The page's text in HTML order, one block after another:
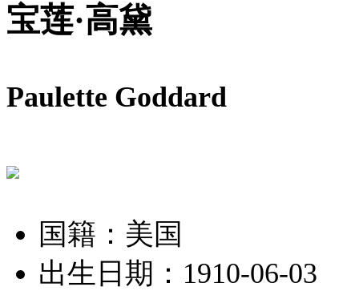
宝莲·高黛
Paulette Goddard
国籍：美国
出生日期：1910-06-03